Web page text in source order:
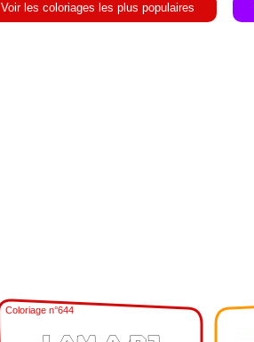
Voir les coloriages les plus populaires
Coloriage n°644